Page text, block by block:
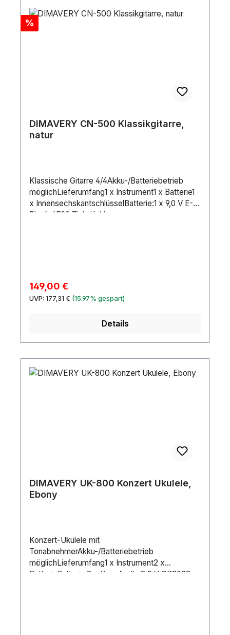
Rabatt
%
DIMAVERY CN-500 Klassikgitarre,
natur
Klassische Gitarre 4/4Akku-/Batteriebetrieb
möglichLieferumfang1 x Instrument1 x Batterie1
x InnensechskantschlüsselBatterie:1 x 9,0 V E-
Block 6F22 Zink-Kohle
kg
Verkaufspreis:
149,00 €
UVP: Regulärer Preis:
177,31 € (15.97% gespart)
Details
DIMAVERY UK-800 Konzert Ukulele,
Ebony
Konzert-Ukulele mit
TonabnehmerAkku-/Batteriebetrieb
möglichLieferumfang1 x Instrument2 x
BatterieBatterie:2 x Knopfzelle 3,0 V CR2032